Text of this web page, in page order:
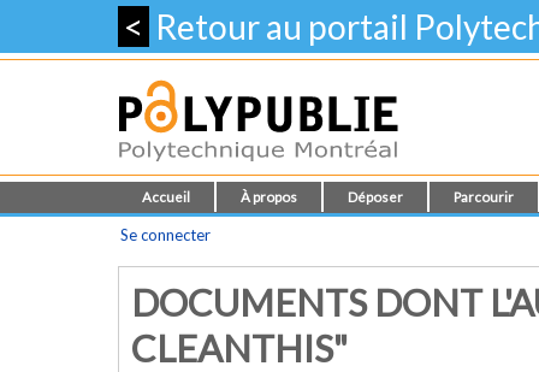
< Retour au portail
Accueil À propos Déposer Parcourir
Se connecter
DOCUMENTS DONT
CLEANTHIS"